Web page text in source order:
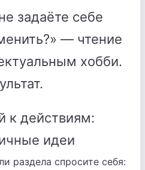
задаёте себе
— чтение
хобби.
к действиям:
идеи
раздела спросите себя: